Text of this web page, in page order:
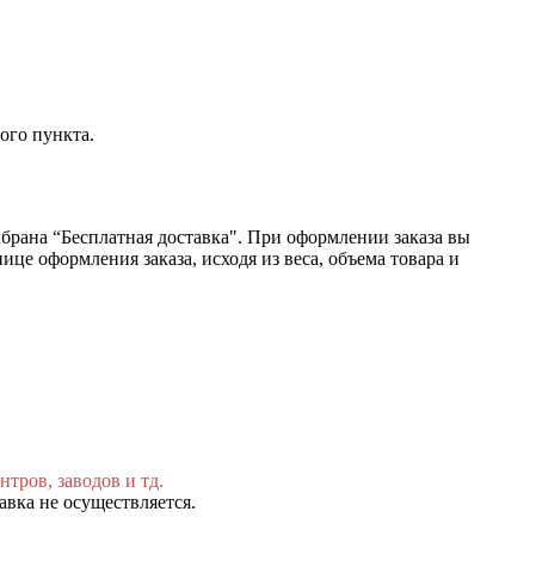
пункта.
“Бесплатная доставка". При оформлении заказа вы
оформления заказа, исходя из веса, объема товара и
заводов и тд.
не осуществляется.